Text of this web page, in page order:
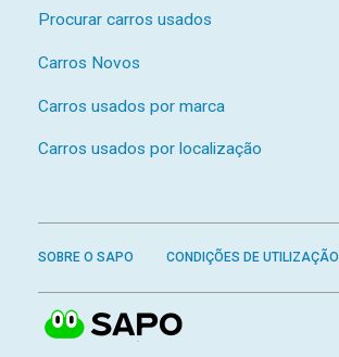
Procurar carros usados
Carros Novos
Carros usados por marca
Carros usados por localização
SOBRE O SAPO CONDIÇÕES DE UTILIZAÇÃO